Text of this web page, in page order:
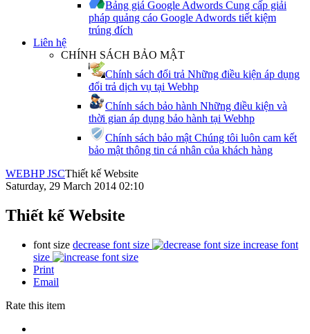
Bảng giá Google Adwords Cung cấp giải
pháp quảng cáo Google Adwords tiết kiệm
trúng đích
Liên hệ
CHÍNH SÁCH BẢO MẬT
Chính sách đổi trả Những điều kiện áp dụng
đổi trả dịch vụ tại Webhp
Chính sách bảo hành Những điều kiện và
thời gian áp dụng bảo hành tại Webhp
Chính sách bảo mật Chúng tôi luôn cam kết
bảo mật thông tin cá nhân của khách hàng
WEBHP JSCThiết kế Website
Saturday, 29 March 2014 02:10
Thiết kế Website
font size decrease font size
increase font
size
Print
Email
Rate this item